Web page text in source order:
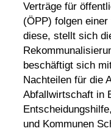
Verträge für
(ÖPP) folgen
diese, stellt sich
beschäftigt sich
Nachteilen für die
Abfallwirtschaft in
und Kommunen